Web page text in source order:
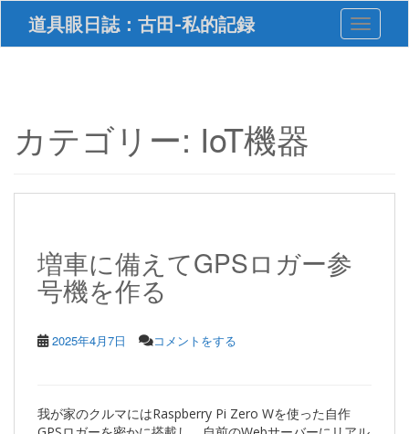
i
道具眼日誌：古田-私的記録 Toggle
カテゴリー: IoT機器
増車に備えてGPSロガー参
号機を作る
2025年4月7日 コメントをする
我が家のクルマにはRaspberry Pi Zero Wを使った自作